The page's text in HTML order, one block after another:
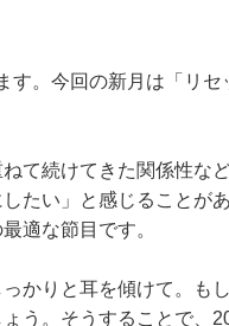
す。今回の新月は「リ
て続けてきた関係性な
たい」と感じることが
適な節目です。
かりと耳を傾けて。も
う。そうすることで、